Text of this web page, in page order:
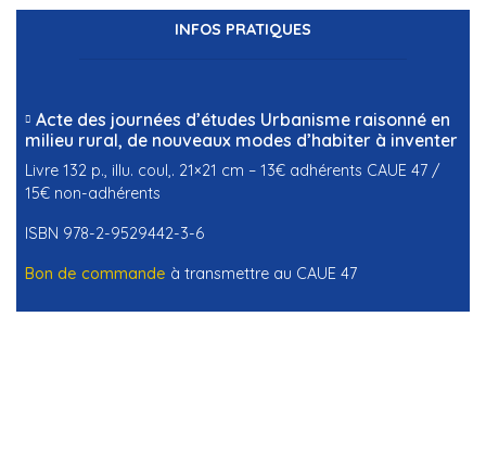
INFOS PRATIQUES
Acte des journées d’études Urbanisme raisonné en
milieu rural, de nouveaux modes d’habiter à inventer
Livre 132 p., illu. coul,. 21×21 cm – 13€ adhérents CAUE 47 /
15€ non-adhérents
ISBN 978-2-9529442-3-6
Bon de commande à transmettre au CAUE 47